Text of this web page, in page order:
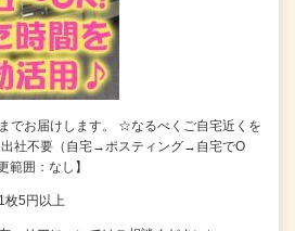
でお届けします。 ☆なるべくご自宅近くを
社不要（自宅→ポスティング→自宅でO
範囲：なし】
5円以上